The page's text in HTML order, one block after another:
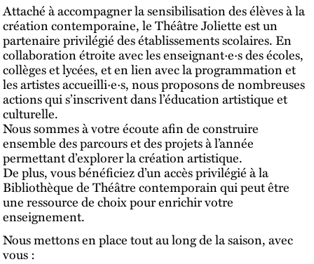
Attaché à accompagner la sensibilisation des élèves à la
création contemporaine, le Théâtre Joliette est un
partenaire privilégié des établissements scolaires. En
collaboration étroite avec les enseignant·e·s des écoles,
collèges et lycées, et en lien avec la programmation et
les artistes accueilli·e·s, nous proposons de nombreuses
actions qui s’inscrivent dans l’éducation artistique et
culturelle.
Nous sommes à votre écoute afin de construire
ensemble des parcours et des projets à l’année
permettant d’explorer la création artistique.
De plus, vous bénéficiez d’un accès privilégié à la
Bibliothèque de Théâtre contemporain qui peut être
une ressource de choix pour enrichir votre
enseignement.
Nous mettons en place tout au long de la saison, avec
vous :